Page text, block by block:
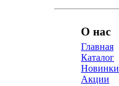
О нас
Главная
Каталог
Новинки
Акции